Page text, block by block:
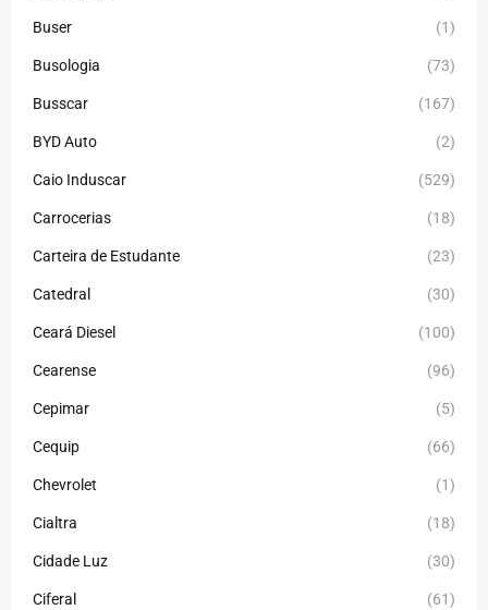
Buser (1)
Busologia (73)
Busscar (167)
BYD Auto (2)
Caio Induscar (529)
Carrocerias (18)
Carteira de Estudante (23)
Catedral (30)
Ceará Diesel (100)
Cearense (96)
Cepimar (5)
Cequip (66)
Chevrolet (1)
Cialtra (18)
Cidade Luz (30)
Ciferal (61)